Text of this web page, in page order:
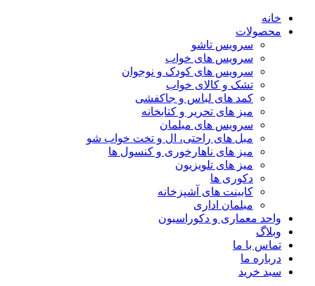
خانه
محصولات
سرویس تاشو
سرویس های خواب
سرویس های کودک و نوجوان
تشک و کالای خواب
کمد های لباس و جاکفشی
میز های تحریر و کتابخانه
سرویس های مبلمان
مبل های راحتی، ال و تخت خواب شو
میز های ناهارخوری و کنسول ها
میز های تلویزیون
دکوری ها
کابینت های آشپزخانه
مبلمان اداری
واحد معماری و دکوراسیون
وبلاگ
تماس با ما
درباره ما
سبد خرید